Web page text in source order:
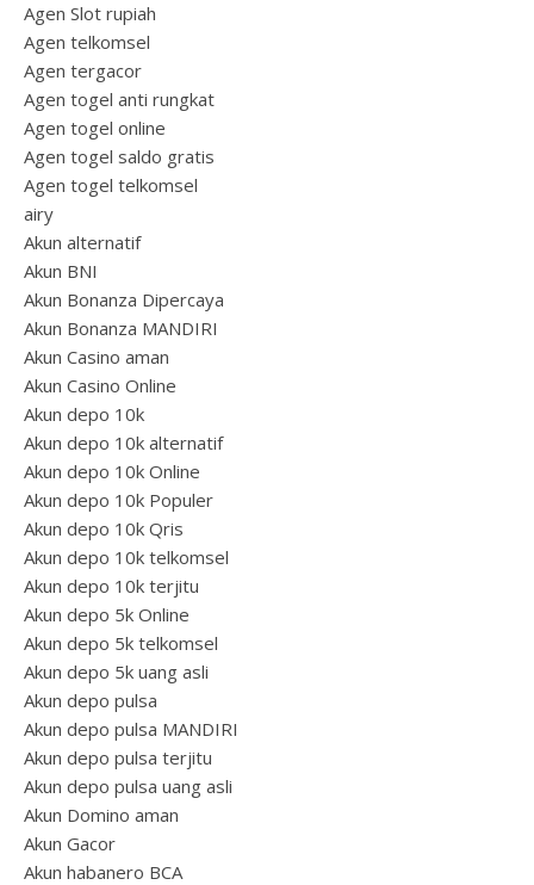
Agen Slot rupiah
Agen telkomsel
Agen tergacor
Agen togel anti rungkat
Agen togel online
Agen togel saldo gratis
Agen togel telkomsel
airy
Akun alternatif
Akun BNI
Akun Bonanza Dipercaya
Akun Bonanza MANDIRI
Akun Casino aman
Akun Casino Online
Akun depo 10k
Akun depo 10k alternatif
Akun depo 10k Online
Akun depo 10k Populer
Akun depo 10k Qris
Akun depo 10k telkomsel
Akun depo 10k terjitu
Akun depo 5k Online
Akun depo 5k telkomsel
Akun depo 5k uang asli
Akun depo pulsa
Akun depo pulsa MANDIRI
Akun depo pulsa terjitu
Akun depo pulsa uang asli
Akun Domino aman
Akun Gacor
Akun habanero BCA